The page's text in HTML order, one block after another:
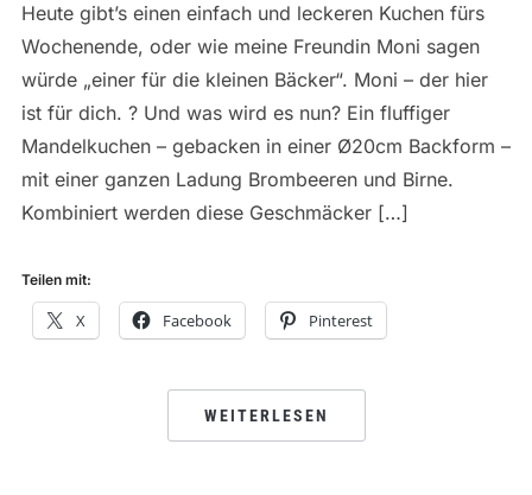
Heute gibt’s einen einfach und leckeren Kuchen fürs
Wochenende, oder wie meine Freundin Moni sagen
würde „einer für die kleinen Bäcker“. Moni – der hier
ist für dich. ? Und was wird es nun? Ein fluffiger
Mandelkuchen – gebacken in einer Ø20cm Backform –
mit einer ganzen Ladung Brombeeren und Birne.
Kombiniert werden diese Geschmäcker […]
Teilen mit:
X Facebook Pinterest
WEITERLESEN